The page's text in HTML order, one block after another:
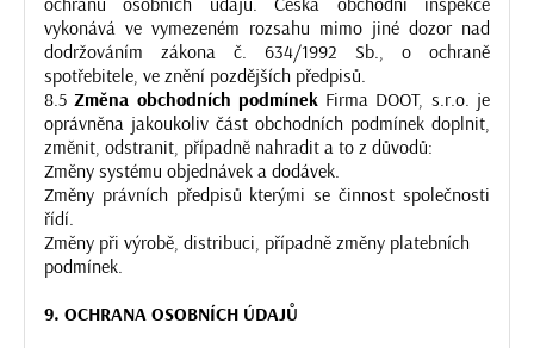
vykonává ve vymezeném rozsahu mimo jiné dozor nad
dodržováním zákona č. 634/1992 Sb., o ochraně
spotřebitele, ve znění pozdějších předpisů.
8.5Změna obchodních podmínekFirma DOOT, s.r.o. je
oprávněna jakoukoliv část obchodních podmínek doplnit,
změnit, odstranit, případně nahradit a to z důvodů:
Změny systému objednávek a dodávek.
Změny právních předpisů kterými se činnost společnosti
řídí.
Změny při výrobě, distribuci, případně změny platebních
podmínek.
9. OCHRANA OSOBNÍCH ÚDAJŮ